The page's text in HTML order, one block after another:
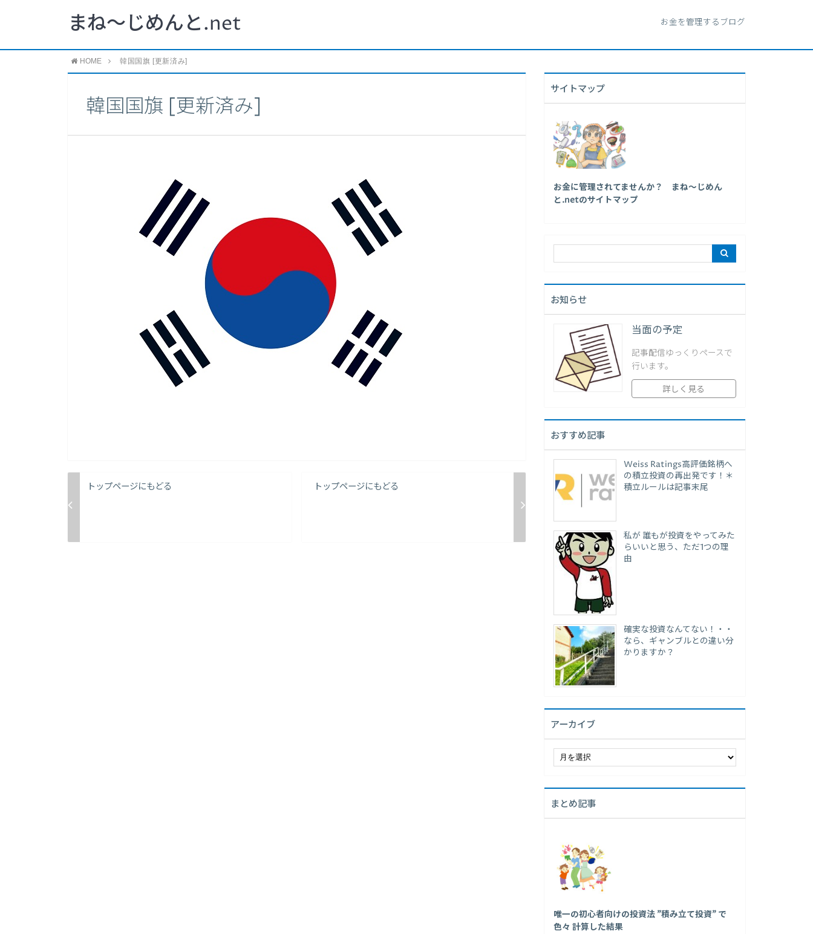
まね～じめんと.net お金を管理するブログ
HOME 韓国国旗 [更新済み]
韓国国旗 [更新済み]
トップページにもどる トップページにもどる
サイトマップ
お金に管理されてませんか？ まね～じめん
と.netのサイトマップ
お知らせ
当面の予定
記事配信ゆっくりペースで
行います。
詳しく見る
おすすめ記事
Weiss Ratings高評価銘柄へ
の積立投資の再出発です！＊
積立ルールは記事末尾
私が 誰もが投資をやってみた
らいいと思う、ただ1つの理
由
確実な投資なんてない！・・
なら、ギャンブルとの違い分
かりますか？
アーカイブ
イ
ブまとめ記事
唯一の初心者向けの投資法 ”積み立て投資” で
色々 計算した結果